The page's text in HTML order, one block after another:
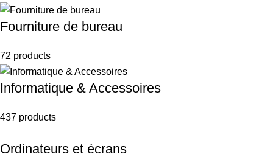
Fourniture de bureau
72 products
Informatique & Accessoires
437 products
Ordinateurs et écrans